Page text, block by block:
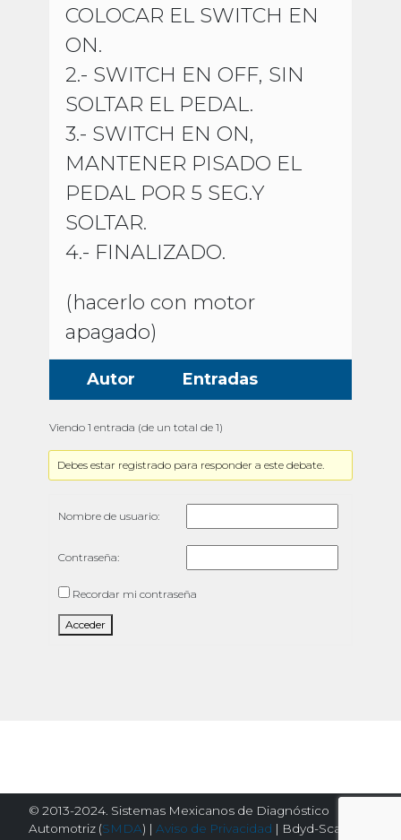
COLOCAR EL SWITCH EN
ON.
2.- SWITCH EN OFF, SIN
SOLTAR EL PEDAL.
3.- SWITCH EN ON,
MANTENER PISADO EL
PEDAL POR 5 SEG.Y
SOLTAR.
4.- FINALIZADO.
(hacerlo con motor
apagado)
Autor Entradas
Viendo 1 entrada (de un total de 1)
Debes estar registrado para responder a este debate.
Nombre de usuario:
Contraseña:
Recordar mi contraseña
Acceder
© 2013-2024. Sistemas Mexicanos de Diagnóstico
Automotriz (SMDA) | Aviso de Privacidad | Bdyd-Scanator